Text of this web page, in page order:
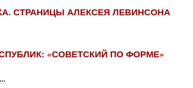
СТРАНИЦЫ АЛЕКСЕЯ ЛЕВИНСОНА
«СОВЕТСКИЙ ПО ФОРМЕ»